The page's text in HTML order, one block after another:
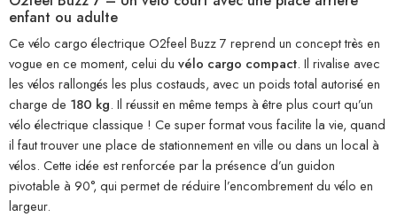
enfant ou adulte
Ce vélo cargo électrique O2feel Buzz 7 reprend un concept très en
vogue en ce moment, celui du vélo cargo compact. Il rivalise avec
les vélos rallongés les plus costauds, avec un poids total autorisé en
charge de 180 kg. Il réussit en même temps à être plus court qu’un
vélo électrique classique ! Ce super format vous facilite la vie, quand
il faut trouver une place de stationnement en ville ou dans un local à
vélos. Cette idée est renforcée par la présence d’un guidon
pivotable à 90°, qui permet de réduire l’encombrement du vélo en
largeur.